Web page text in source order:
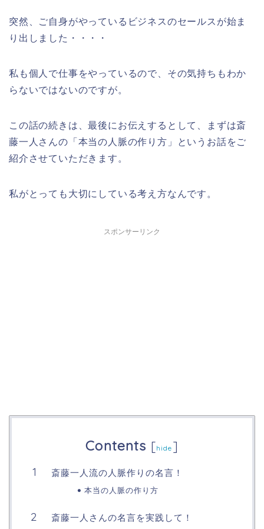
突然、ご自身がやっているビジネスのセールスが始ま
り出しました・・・・
私も個人で仕事をやっているので、その気持ちもわか
らないではないのですが。
この話の続きは、最後にお伝えするとして、まずは斎
藤一人さんの「本当の人脈の作り方」というお話をご
紹介させていただきます。
私がとっても大切にしている考え方なんです。
スポンサーリンク
Contents [hide ]
斎藤一人流の人脈作りの名言！
本当の人脈の作り方
斎藤一人さんの名言を実践して！